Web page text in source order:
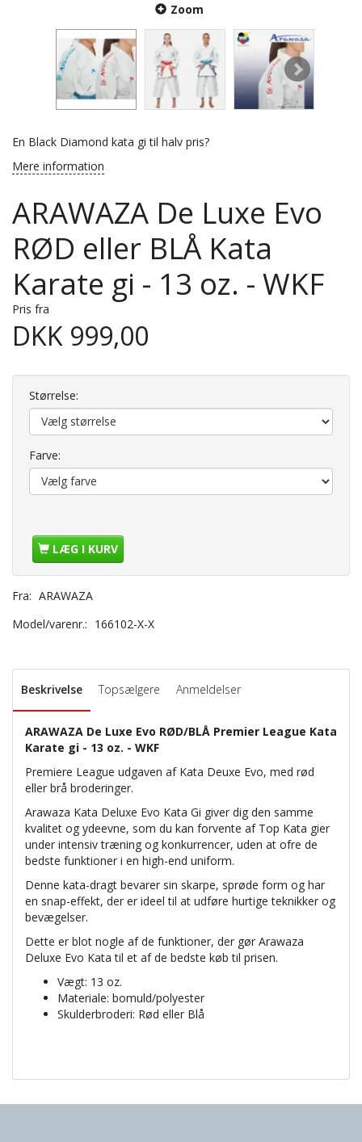
Zoom
En Black Diamond kata gi til halv pris?
Mere information
ARAWAZA De Luxe Evo
RØD eller BLÅ Kata
Karate gi - 13 oz. - WKF
Pris fra
DKK 999,00
Størrelse:
Farve:
LÆG I KURV
Fra: ARAWAZA
Model/varenr.: 166102-X-X
Beskrivelse Topsælgere Anmeldelser
ARAWAZA De Luxe Evo RØD/BLÅ Premier League Kata
Karate gi - 13 oz. - WKF
Premiere League udgaven af Kata Deuxe Evo, med rød
eller brå broderinger.
Arawaza Kata Deluxe Evo Kata Gi giver dig den samme
kvalitet og ydeevne, som du kan forvente af Top Kata gier
under intensiv træning og konkurrencer, uden at ofre de
bedste funktioner i en high-end uniform.
Denne kata-dragt bevarer sin skarpe, sprøde form og har
en snap-effekt, der er ideel til at udføre hurtige teknikker og
bevægelser.
Dette er blot nogle af de funktioner, der gør Arawaza
Deluxe Evo Kata til et af de bedste køb til prisen.
Vægt: 13 oz.
Materiale: bomuld/polyester
Skulderbroderi: Rød eller Blå